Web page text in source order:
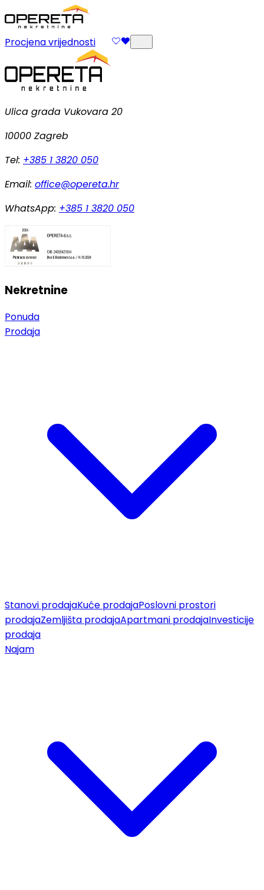
Procjena vrijednosti
Ulica grada Vukovara 20
10000 Zagreb
Tel: +385 1 3820 050
Email: office@opereta.hr
WhatsApp: +385 1 3820 050
Nekretnine
Ponuda
Prodaja
Stanovi prodajaKuće prodajaPoslovni prostori
prodajaZemljišta prodajaApartmani prodajaInvesticije
prodaja
Najam